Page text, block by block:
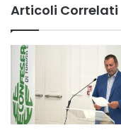
Articoli Correlati